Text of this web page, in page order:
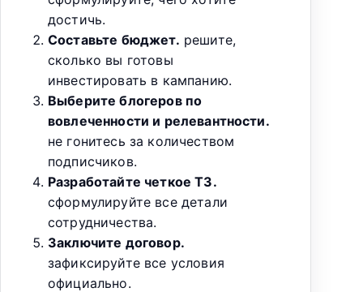
достичь.
Составьте бюджет. решите,
сколько вы готовы
инвестировать в кампанию.
Выберите блогеров по
вовлеченности и релевантности.
не гонитесь за количеством
подписчиков.
Разработайте четкое ТЗ.
сформулируйте все детали
сотрудничества.
Заключите договор.
зафиксируйте все условия
официально.